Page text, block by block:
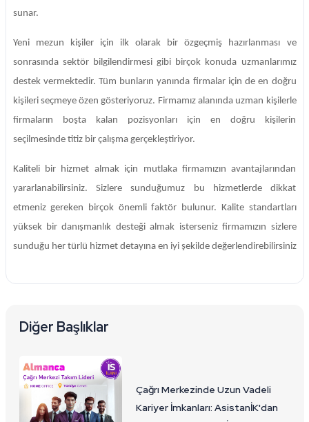
sunar.
Yeni mezun kişiler için ilk olarak bir özgeçmiş hazırlanması ve
sonrasında sektör bilgilendirmesi gibi birçok konuda uzmanlarımız
destek vermektedir. Tüm bunların yanında firmalar için de en doğru
kişileri seçmeye özen gösteriyoruz. Firmamız alanında uzman kişilerle
firmaların boşta kalan pozisyonları için en doğru kişilerin
seçilmesinde titiz bir çalışma gerçekleştiriyor.
Kaliteli bir hizmet almak için mutlaka firmamızın avantajlarından
yararlanabilirsiniz. Sizlere sunduğumuz bu hizmetlerde dikkat
etmeniz gereken birçok önemli faktör bulunur. Kalite standartları
yüksek bir danışmanlık desteği almak isterseniz firmamızın sizlere
sunduğu her türlü hizmet detayına en iyi şekilde değerlendirebilirsiniz
Diğer Başlıklar
Çağrı Merkezinde Uzun Vadeli
Kariyer İmkanları: AsistanİK'dan